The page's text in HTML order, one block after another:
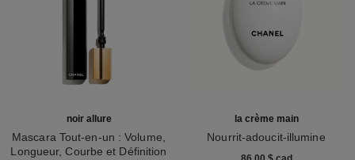
noir allure
Mascara Tout-en-un : Volume,
Longueur, Courbe et Définition
la crème main
Nourrit-adoucit-illumine